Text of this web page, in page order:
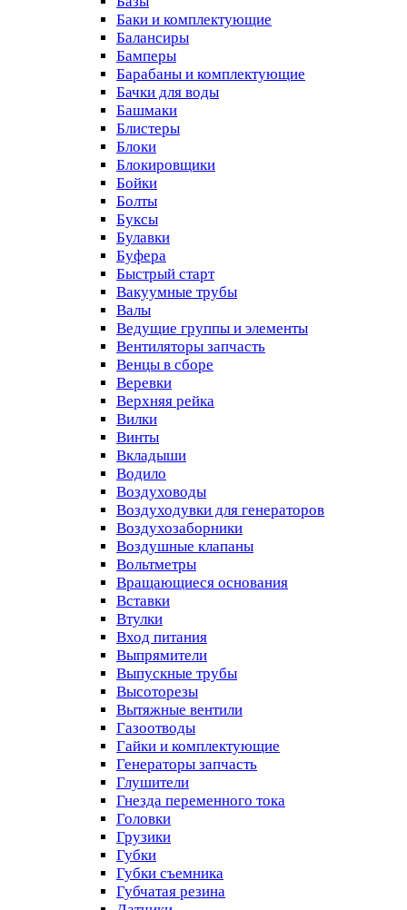
Баки и комплектующие
Балансиры
Бамперы
Барабаны и комплектующие
Бачки для воды
Башмаки
Блистеры
Блоки
Блокировщики
Бойки
Болты
Буксы
Булавки
Буфера
Быстрый старт
Вакуумные трубы
Валы
Ведущие группы и элементы
Вентиляторы запчасть
Венцы в сборе
Веревки
Верхняя рейка
Вилки
Винты
Вкладыши
Водило
Воздуховоды
Воздуходувки для генераторов
Воздухозаборники
Воздушные клапаны
Вольтметры
Вращающиеся основания
Вставки
Втулки
Вход питания
Выпрямители
Выпускные трубы
Высоторезы
Вытяжные вентили
Газоотводы
Гайки и комплектующие
Генераторы запчасть
Глушители
Гнезда переменного тока
Головки
Грузики
Губки
Губки съемника
Губчатая резина